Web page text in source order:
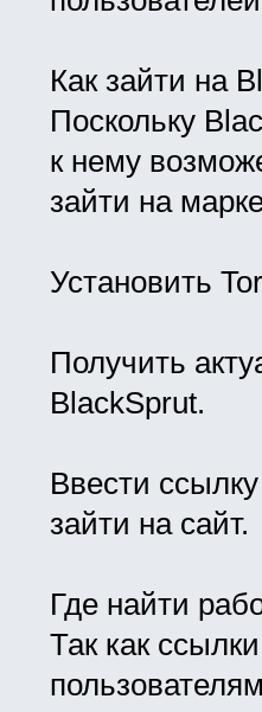
Как зайти на
Поскольку
к нему
зайти на
Установить
Получить
BlackSprut.
Ввести
зайти на сайт.
Где найти
Так как